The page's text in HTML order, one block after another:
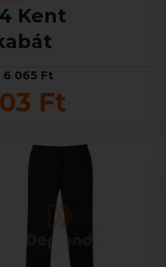
Kent
065 Ft
Ft